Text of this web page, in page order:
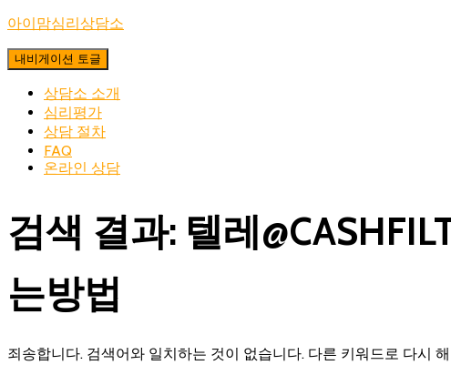
아이맘심리상담소
내비게이션 토글
상담소 소개
심리평가
상담 절차
FAQ
온라인 상담
검색 결과: 텔레
는방법
죄송합니다. 검색어와 일치하는 것이 없습니다. 다른 키워드로 다시